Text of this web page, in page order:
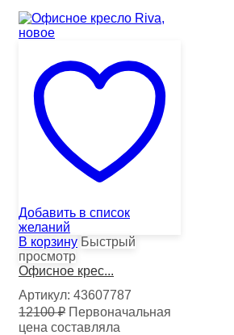
Добавить в список
желаний
В корзину Быстрый
просмотр
Офисное крес...
Артикул: 43607787
12100₽ Первоначальная
цена составляла